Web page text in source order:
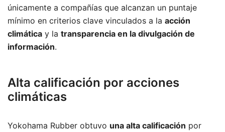
únicamente a compañías que alcanzan un puntaje
mínimo en criterios clave vinculados a la acción
climática y la transparencia en la divulgación de
información.
Alta calificación por acciones
climáticas
Yokohama Rubber obtuvo una alta calificación por